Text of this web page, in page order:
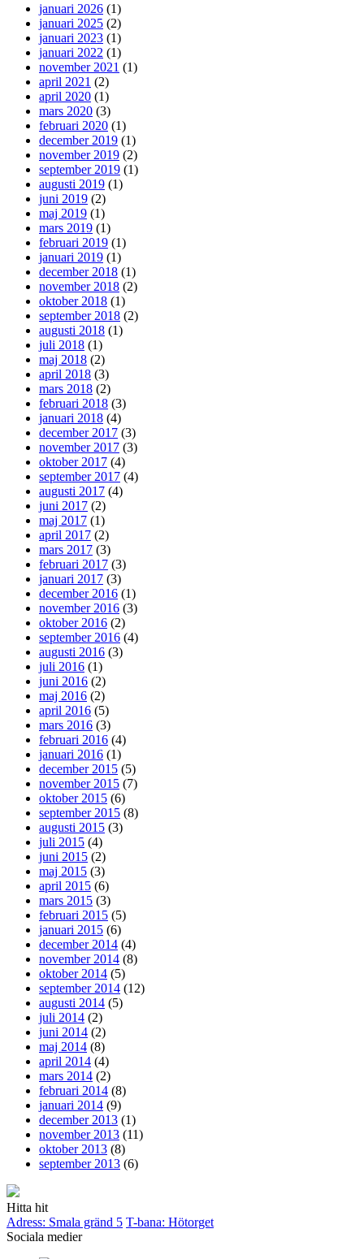
januari 2026 (1)
januari 2025 (2)
januari 2023 (1)
januari 2022 (1)
november 2021 (1)
april 2021 (2)
april 2020 (1)
mars 2020 (3)
februari 2020 (1)
december 2019 (1)
november 2019 (2)
september 2019 (1)
augusti 2019 (1)
juni 2019 (2)
maj 2019 (1)
mars 2019 (1)
februari 2019 (1)
januari 2019 (1)
december 2018 (1)
november 2018 (2)
oktober 2018 (1)
september 2018 (2)
augusti 2018 (1)
juli 2018 (1)
maj 2018 (2)
april 2018 (3)
mars 2018 (2)
februari 2018 (3)
januari 2018 (4)
december 2017 (3)
november 2017 (3)
oktober 2017 (4)
september 2017 (4)
augusti 2017 (4)
juni 2017 (2)
maj 2017 (1)
april 2017 (2)
mars 2017 (3)
februari 2017 (3)
januari 2017 (3)
december 2016 (1)
november 2016 (3)
oktober 2016 (2)
september 2016 (4)
augusti 2016 (3)
juli 2016 (1)
juni 2016 (2)
maj 2016 (2)
april 2016 (5)
mars 2016 (3)
februari 2016 (4)
januari 2016 (1)
december 2015 (5)
november 2015 (7)
oktober 2015 (6)
september 2015 (8)
augusti 2015 (3)
juli 2015 (4)
juni 2015 (2)
maj 2015 (3)
april 2015 (6)
mars 2015 (3)
februari 2015 (5)
januari 2015 (6)
december 2014 (4)
november 2014 (8)
oktober 2014 (5)
september 2014 (12)
augusti 2014 (5)
juli 2014 (2)
juni 2014 (2)
maj 2014 (8)
april 2014 (4)
mars 2014 (2)
februari 2014 (8)
januari 2014 (9)
december 2013 (1)
november 2013 (11)
oktober 2013 (8)
september 2013 (6)
Hitta hit
Adress: Smala gränd 5 T-bana: Hötorget
Sociala medier